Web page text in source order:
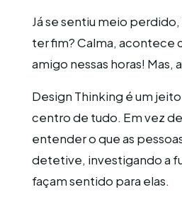
Já se sentiu meio
ter fim? Calma, acontece
amigo nessas horas! Mas,
Design Thinking é um
centro de tudo. Em vez
entender o que as
detetive, investigando a
façam sentido para elas.